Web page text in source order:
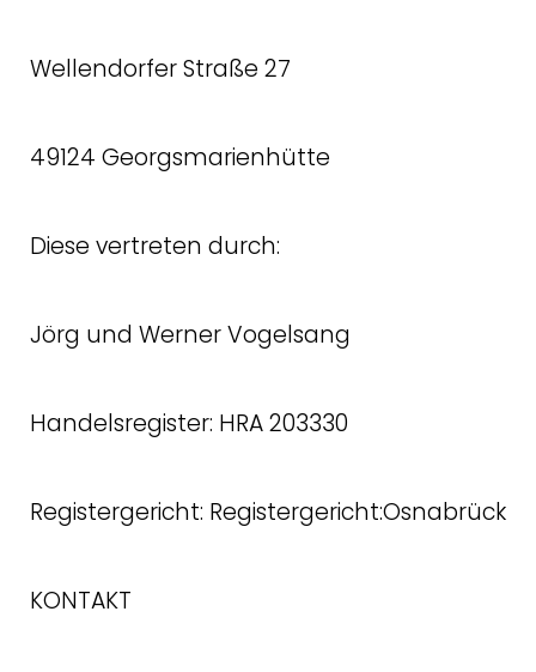
Wellendorfer Straße 27
49124 Georgsmarienhütte
Diese vertreten durch:
Jörg und Werner Vogelsang
Handelsregister: HRA 203330
Registergericht: Registergericht:Osnabrück
KONTAKT